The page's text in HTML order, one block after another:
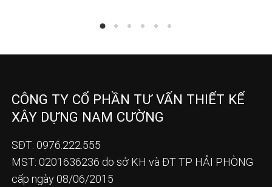
CÔNG TY CỔ PHẦN TƯ VẤN THIẾT KẾ
XÂY DỰNG NAM CƯỜNG
SĐT: 0976.222.555
MST: 0201636236 do sở KH và ĐT TP HẢI PHÒNG
cấp ngày 08/06/2015